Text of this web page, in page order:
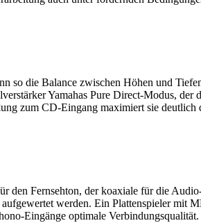
so die Balance zwischen Höhen und
Yamahas Pure Direct-Modus, der
zum CD-Eingang maximiert sie deutlich
den Fernsehton, der koaxiale für die
werden. Ein Plattenspieler mit
Eingänge optimale